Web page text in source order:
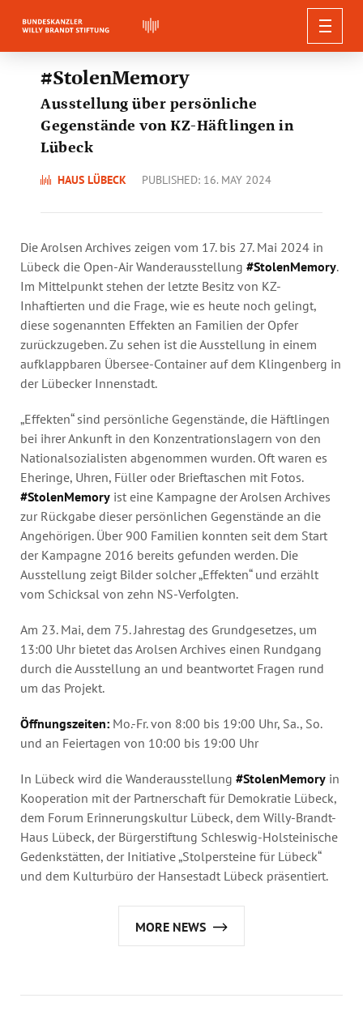
WILLY BRANDT
BIOGRAPHY
QUOTES, SPEECHES AND APPRAISALS
Quotes
PUBLICATIONS
Berlin Edition
Further Publications
Download
RESEARCH
Research-Projects
Research Funding
Willy Brandt Archive
WILLY BRANDT DIGITAL
Willy Brandt’s Online Biography
Digital Projects
Digital Workshops
Audio walk: the Building of the Berlin Wall
Social Media
EXHIBITIONS
EXHIBITIONS
Forum Willy Brandt Berlin
Willy-Brandt-Haus Lübeck
Guided Tours in Unkel
EDUCATIONAL PROGRAMM
Educational Offers in Lübeck
Educational Offers in Unkel
CURRENT EVENTS
NEWS
EVENTS
Press Releases
Press Material
NEWSLETTER
THE FOUNDATION
ABOUT US
Federal Chancellor Willy Brandt Foundation
What We Do
50th Anniversary
Annual Themes
Annual Reports
Committees
Team
Partners and Sponsors
Vacancies
Organigram
#StolenMemory
Ausstellung über persönliche
Gegenstände von KZ-Häftlingen in
Lübeck
HAUS LÜBECK PUBLISHED: 16. MAY 2024
Die Arolsen Archives zeigen vom 17. bis 27. Mai 2024 in
Lübeck die Open-Air Wanderausstellung #StolenMemory.
Im Mittelpunkt stehen der letzte Besitz von KZ-
Inhaftierten und die Frage, wie es heute noch gelingt,
diese sogenannten Effekten an Familien der Opfer
zurückzugeben. Zu sehen ist die Ausstellung in einem
aufklappbaren Übersee-Container auf dem Klingenberg in
der Lübecker Innenstadt.
„Effekten“ sind persönliche Gegenstände, die Häftlingen
bei ihrer Ankunft in den Konzentrationslagern von den
Nationalsozialisten abgenommen wurden. Oft waren es
Eheringe, Uhren, Füller oder Brieftaschen mit Fotos.
#StolenMemory ist eine Kampagne der Arolsen Archives
zur Rückgabe dieser persönlichen Gegenstände an die
Angehörigen. Über 900 Familien konnten seit dem Start
der Kampagne 2016 bereits gefunden werden. Die
Ausstellung zeigt Bilder solcher „Effekten“ und erzählt
vom Schicksal von zehn NS-Verfolgten.
Am 23. Mai, dem 75. Jahrestag des Grundgesetzes, um
13:00 Uhr bietet das Arolsen Archives einen Rundgang
durch die Ausstellung an und beantwortet Fragen rund
um das Projekt.
Öffnungszeiten: Mo.-Fr. von 8:00 bis 19:00 Uhr, Sa., So.
und an Feiertagen von 10:00 bis 19:00 Uhr
In Lübeck wird die Wanderausstellung #StolenMemory in
Kooperation mit der Partnerschaft für Demokratie Lübeck,
dem Forum Erinnerungskultur Lübeck, dem Willy-Brandt-
Haus Lübeck, der Bürgerstiftung Schleswig-Holsteinische
Gedenkstätten, der Initiative „Stolpersteine für Lübeck“
und dem Kulturbüro der Hansestadt Lübeck präsentiert.
MORE NEWS